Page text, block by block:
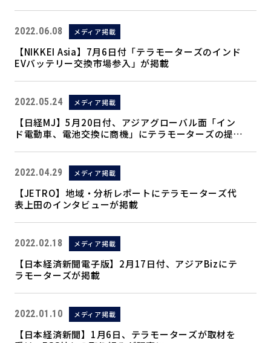
2022.06.08 メディア掲載
【NIKKEI Asia】7月6日付「テラモーターズのインド
EVバッテリー交換市場参入」が掲載
2022.05.24 メディア掲載
【日経MJ】5月20日付、アジアグローバル面「イン
ド電動車、電池交換に商機」にテラモーターズの提携
2022.04.29 メディア掲載
【JETRO】地域・分析レポートにテラモーターズ代
表上田のインタビューが掲載
2022.02.18 メディア掲載
【日本経済新聞電子版】2月17日付、アジアBizにテ
ラモーターズが掲載
2022.01.10 メディア掲載
【日本経済新聞】1月6日、テラモーターズが取材を